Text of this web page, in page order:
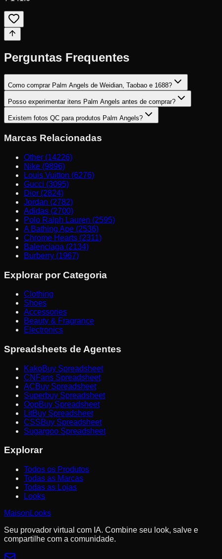
Perguntas Frequentes
Como comprar Palm Angels de Weidian, Taobao e 1688?
Posso experimentar itens Palm Angels antes de comprar?
Existem fotos QC para produtos Palm Angels?
Marcas Relacionadas
Other (14226)
Nike (9896)
Louis Vuitton (6276)
Gucci (3095)
Dior (2824)
Jordan (2782)
Adidas (2700)
Polo Ralph Lauren (2595)
A Bathing Ape (2536)
Chrome Hearts (2311)
Balenciaga (2134)
Burberry (1967)
Explorar por Categoria
Clothing
Shoes
Accessories
Beauty & Fragrance
Electronics
Spreadsheets de Agentes
KakoBuy Spreadsheet
CNFans Spreadsheet
ACBuy Spreadsheet
Superbuy Spreadsheet
OopBuy Spreadsheet
LitBuy Spreadsheet
CSSBuy Spreadsheet
Sugargoo Spreadsheet
Explorar
Todos os Produtos
Todas as Marcas
Todas as Lojas
Looks
MaisonLooks
Seu provador virtual com IA. Combine seu look, salve e
compartilhe com a comunidade.